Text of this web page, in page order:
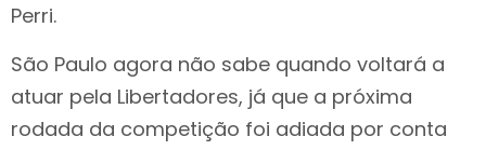
Perri.
São Paulo agora não sabe quando voltará a
atuar pela Libertadores, já que a próxima
rodada da competição foi adiada por conta